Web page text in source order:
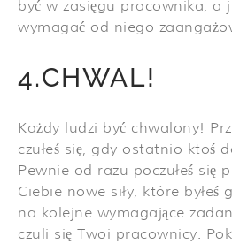
być w zasięgu pracownika, a
wymagać od niego
4.CHWAL!
Każdy ludzi być chwalony!
czułeś się, gdy ostatnio ktoś
Pewnie od razu poczułeś się
Ciebie nowe siły, które byłeś
na kolejne wymagające
czuli się Twoi pracownicy.